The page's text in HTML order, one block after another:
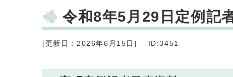
令和8年5月29日定例記
[更新日：2026年6月15日] ID:3451